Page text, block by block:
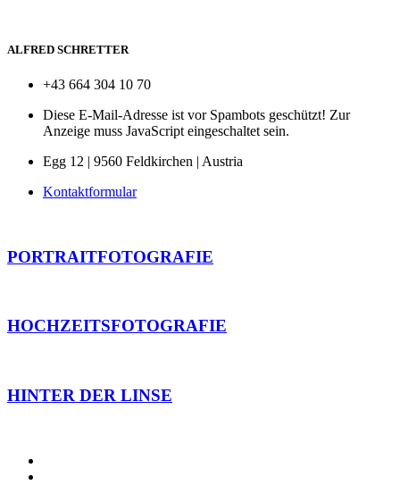
ALFRED SCHRETTER
+43 664 304 10 70
Diese E-Mail-Adresse ist vor Spambots geschützt! Zur
Anzeige muss JavaScript eingeschaltet sein.
Egg 12 | 9560 Feldkirchen | Austria
Kontaktformular
PORTRAITFOTOGRAFIE
HOCHZEITSFOTOGRAFIE
HINTER DER LINSE